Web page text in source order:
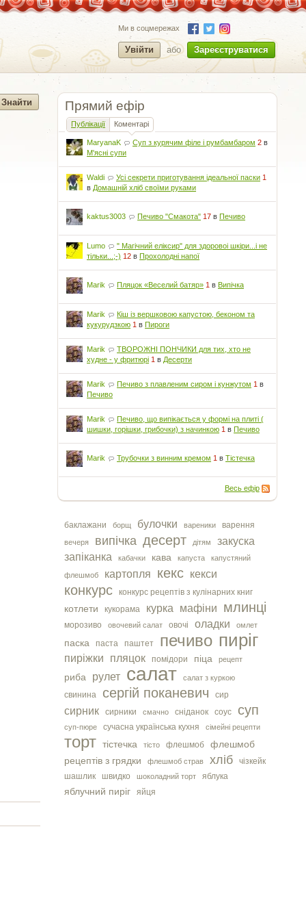
Ми в соцмережах
Увійти або Зареєструватися
Прямий ефір
Публікації Коментарі
MaryanaK Суп з курячим філе і румбамбаром 2 в
М'ясні супи
Waldi Усі секрети приготування ідеальної паски 1
в Домашній хліб своїми руками
kaktus3003 Печиво "Смакота" 17 вПечиво
Lumo
" Магічний еліксир" для здоровоі шкіри...і не
тільки...;-) 12 вПрохолодні напої
Marik Пляцок «Веселий батяр» 1 вВипічка
Marik
Кіш із вершковою капустою, беконом та
кукурудзкою 1 вПироги
Marik
ТВОРОЖНІ ПОНЧИКИ для тих, хто не
худне - у фритюрі 1 в Десерти
Marik Печиво з плавленим сиром і кунжутом 1 в
Печиво
Marik
Печиво, що випікається у формі на плиті (
шишки, горішки, грибочки) з начинкою 1 вПечиво
Marik Трубочки з винним кремом 1 вТістечка
Весь ефір
баклажани борщ булочки вареники варення
вечеря випічка десерт дітям
закуска
запіканка
кабачки кава капуста капустяний
флешмоб картопля кекс кекси
конкурс конкурс рецептів з кулінарних книг
котлети кукорама курка мафіни млинці
морозиво овочевий салат овочі оладки омлет
паска паста паштет печиво пиріг
пиріжки пляцок помідори піца рецепт
риба рулет салат салат з куркою
свинина сергiй поканевич сир
сирник сирники смачно сніданок соус суп
суп-пюре сучасна українська кухня сімейні рецепти
торт тістечка тісто флешмоб
флешмоб
рецептів з грядки
флешмоб страв хліб
чізкейк
шашлик
швидко шоколадний торт яблука
яблучний пиріг яйця